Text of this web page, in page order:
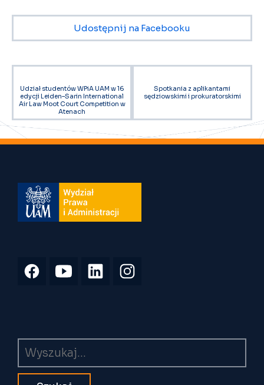
Udostępnij na Facebooku
Udział studentów WPiA UAM w 16
edycji Leiden–Sarin International
Air Law Moot Court Competition w
Atenach
Spotkania z aplikantami
sędziowskimi i prokuratorskimi
Wyszukiwarka